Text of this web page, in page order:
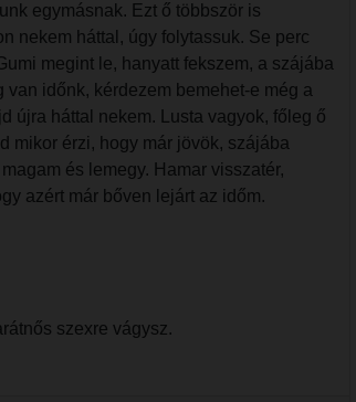
egymásnak. Ezt ő többször is
nekem háttal, úgy folytassuk. Se perc
megint le, hanyatt fekszem, a szájába
időnk, kérdezem bemehet-e még a
újra háttal nekem. Lusta vagyok, főleg ő
mikor érzi, hogy már jövök, szájába
és lemegy. Hamar visszatér,
azért már bőven lejárt az időm.
szexre vágysz.